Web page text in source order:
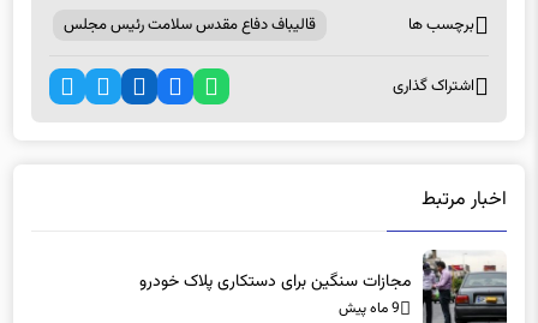
اخبار مرتبط